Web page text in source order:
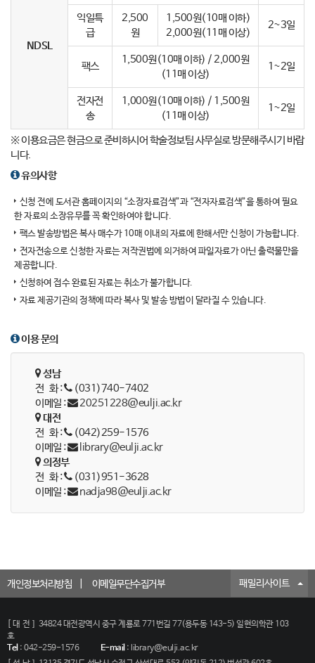
NDSL
익일특
급
2,500
원
1,500원(10매 이하)
2,000원(11매 이상)
2~3일
팩스
1,500원(10매 이하) / 2,000원
(11매 이상)
1~2일
전자전
송
1,000원(10매 이하) / 1,500원
(11매 이상)
1~2일
※ 이용요금은 현금으로 준비하시어 학술정보팀 사무실로 방문해주시기 바랍
니다.
유의사항
신청 전에 도서관 홈페이지의 “소장자료검색”과 “전자자료검색”을 통하여 필요
한 자료의 소장유무를 꼭 확인하여야 합니다.
팩스 발송방법은 복사 매수가 10매 이내의 자료에 한해서만 신청이 가능합니다.
전자전송으로 신청한 자료는 저작권법에 의거하여 파일자료가 아닌 출력물만을
제공합니다.
신청하여 접수 완료된 자료는 취소가 불가합니다.
자료 제공기관의 정책에 따라 복사 및 발송 방법이 달라질 수 있습니다.
이용 문의
성남
전 화 :
(031)740-7402
이메일 :
20251228@eulji.ac.kr
대전
전 화 :
(042)259-1576
이메일 :
library@eulji.ac.kr
의정부
전 화 :
(031)951-3628
이메일 :
nadja98@eulji.ac.kr
개인정보처리방침 이메일무단수집거부 패밀리사이트
[대전]
34824 대전광역시 중구 계룡로 771번길 77(용두동 143-5) 일현의학관 103
호
Tel: 042-259-1576 E-mail: library@eulji.ac.kr